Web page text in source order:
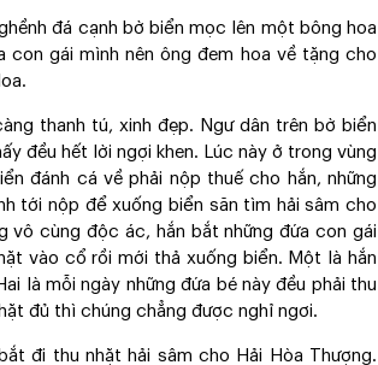
đá cạnh bờ biển mọc lên một bông hoa
gái mình nên ông đem hoa về tặng cho
thanh tú, xinh đẹp. Ngư dân trên bờ biển
đều hết lời ngợi khen. Lúc này ở trong vùng
đánh cá về phải nộp thuế cho hắn, những
tới nộp để xuống biển săn tìm hải sâm cho
vô cùng độc ác, hắn bắt những đứa con gái
vào cổ rồi mới thả xuống biển. Một là hắn
là mỗi ngày những đứa bé này đều phải thu
đủ thì chúng chẳng được nghỉ ngơi.
đi thu nhặt hải sâm cho Hải Hòa Thượng.